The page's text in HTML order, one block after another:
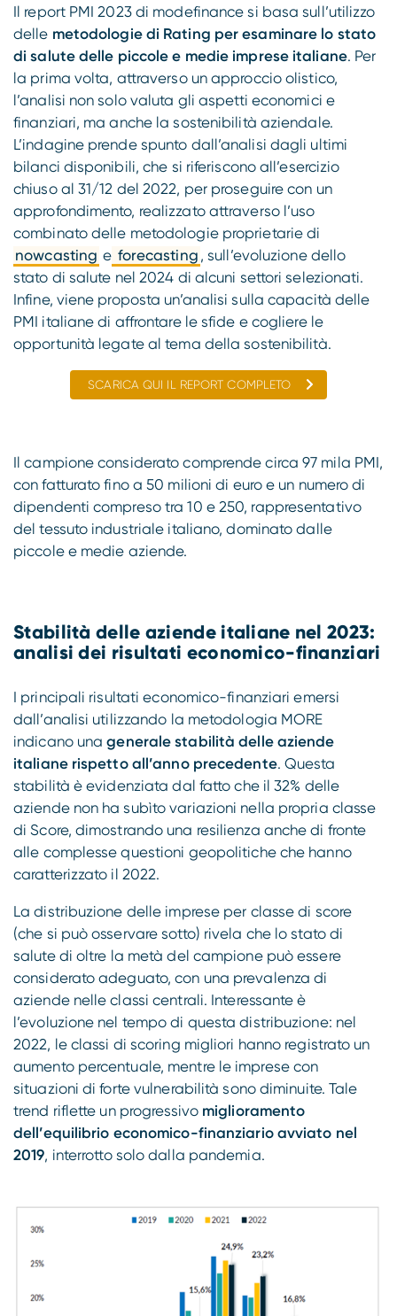
Il report PMI 2023 di modefinance si basa sull’utilizzo
delle metodologie di Rating per esaminare lo stato
di salute delle piccole e medie imprese italiane. Per
la prima volta, attraverso un approccio olistico,
l’analisi non solo valuta gli aspetti economici e
finanziari, ma anche la sostenibilità aziendale.
L’indagine prende spunto dall’analisi dagli ultimi
bilanci disponibili, che si riferiscono all’esercizio
chiuso al 31/12 del 2022, per proseguire con un
approfondimento, realizzato attraverso l’uso
combinato delle metodologie proprietarie di
nowcasting e forecasting , sull’evoluzione dello
stato di salute nel 2024 di alcuni settori selezionati.
Infine, viene proposta un’analisi sulla capacità delle
PMI italiane di affrontare le sfide e cogliere le
opportunità legate al tema della sostenibilità.
SCARICA QUI IL REPORT COMPLETO
Il campione considerato comprende circa 97 mila PMI,
con fatturato fino a 50 milioni di euro e un numero di
dipendenti compreso tra 10 e 250, rappresentativo
del tessuto industriale italiano, dominato dalle
piccole e medie aziende.
Stabilità delle aziende italiane nel 2023:
analisi dei risultati economico-finanziari
I principali risultati economico-finanziari emersi
dall’analisi utilizzando la metodologia MORE
indicano unagenerale stabilità delle aziende
italiane rispetto all’anno precedente. Questa
stabilità è evidenziata dal fatto che il 32% delle
aziende non ha subìto variazioni nella propria classe
di Score, dimostrando una resilienza anche di fronte
alle complesse questioni geopolitiche che hanno
caratterizzato il 2022.
La distribuzione delle imprese per classe di score
(che si può osservare sotto) rivela che lo stato di
salute di oltre la metà del campione può essere
considerato adeguato, con una prevalenza di
aziende nelle classi centrali. Interessante è
l’evoluzione nel tempo di questa distribuzione: nel
2022, le classi di scoring migliori hanno registrato un
aumento percentuale, mentre le imprese con
situazioni di forte vulnerabilità sono diminuite. Tale
trend riflette un progressivo miglioramento
dell’equilibrio economico-finanziario avviato nel
2019, interrotto solo dalla pandemia.